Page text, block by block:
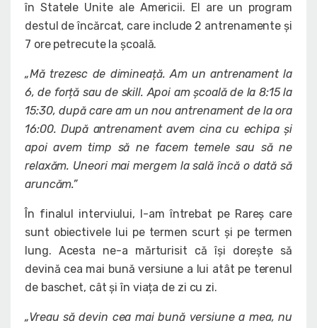
în Statele Unite ale Americii. El are un program
destul de încărcat, care include 2 antrenamente și
7 ore petrecute la școală.
„Mă trezesc de dimineață. Am un antrenament la
6, de forță sau de skill. Apoi am școală de la 8:15 la
15:30, după care am un nou antrenament de la ora
16:00. După antrenament avem cina cu echipa și
apoi avem timp să ne facem temele sau să ne
relaxăm. Uneori mai mergem la sală încă o dată să
aruncăm.”
În finalul interviului, l-am întrebat pe Rareș care
sunt obiectivele lui pe termen scurt și pe termen
lung. Acesta ne-a mărturisit că își dorește să
devină cea mai bună versiune a lui atât pe terenul
de baschet, cât și în viața de zi cu zi.
„Vreau să devin cea mai bună versiune a mea, nu